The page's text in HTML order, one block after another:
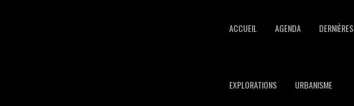
ACCUEIL AGENDA
EXPLORATIONS URBANISME